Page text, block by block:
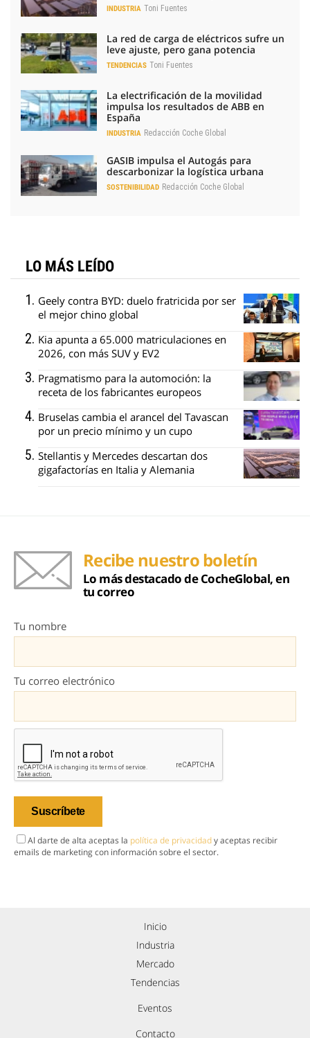
INDUSTRIA Toni Fuentes
La red de carga de eléctricos sufre un
leve ajuste, pero gana potencia
TENDENCIAS Toni Fuentes
La electrificación de la movilidad
impulsa los resultados de ABB en
España
INDUSTRIA Redacción Coche Global
GASIB impulsa el Autogás para
descarbonizar la logística urbana
SOSTENIBILIDAD Redacción Coche Global
LO MÁS LEÍDO
Geely contra BYD: duelo fratricida por ser
el mejor chino global
Kia apunta a 65.000 matriculaciones en
2026, con más SUV y EV2
Pragmatismo para la automoción: la
receta de los fabricantes europeos
Bruselas cambia el arancel del Tavascan
por un precio mínimo y un cupo
Stellantis y Mercedes descartan dos
gigafactorías en Italia y Alemania
Recibe nuestro boletín
Lo más destacado de CocheGlobal, en
tu correo
Tu nombre
Tu correo electrónico
Al darte de alta aceptas la política de privacidady aceptas recibir
emails de marketing con información sobre el sector.
Inicio
Industria
Mercado
Tendencias
Eventos
Contacto